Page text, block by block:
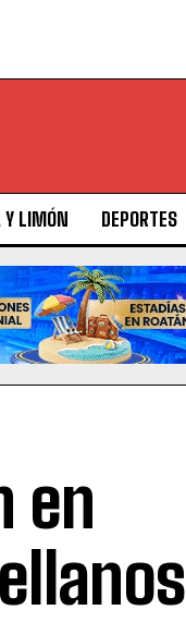
Y LIMÓN DEPORTES
en